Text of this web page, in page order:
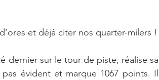
et déjà citer nos quarter-milers !
dernier sur le tour de piste, réalise sa
évident et marque 1067 points. Il